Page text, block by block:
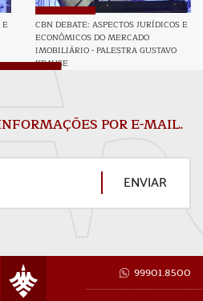
E
CBN DEBATE: ASPECTOS JURÍDICOS E
ECONÔMICOS DO MERCADO
IMOBILIÁRIO - PALESTRA GUSTAVO
KRAUSE
POR E-MAIL.
ENVIAR
99901.8500